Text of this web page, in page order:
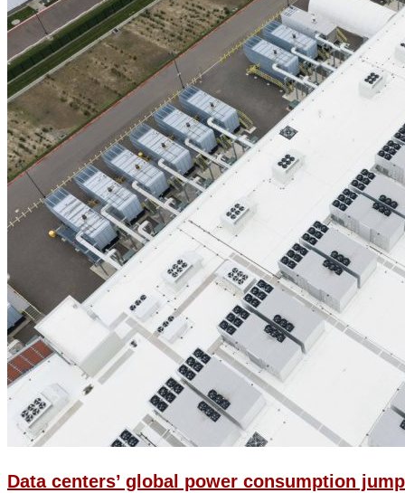
Data centers’ global power consumption